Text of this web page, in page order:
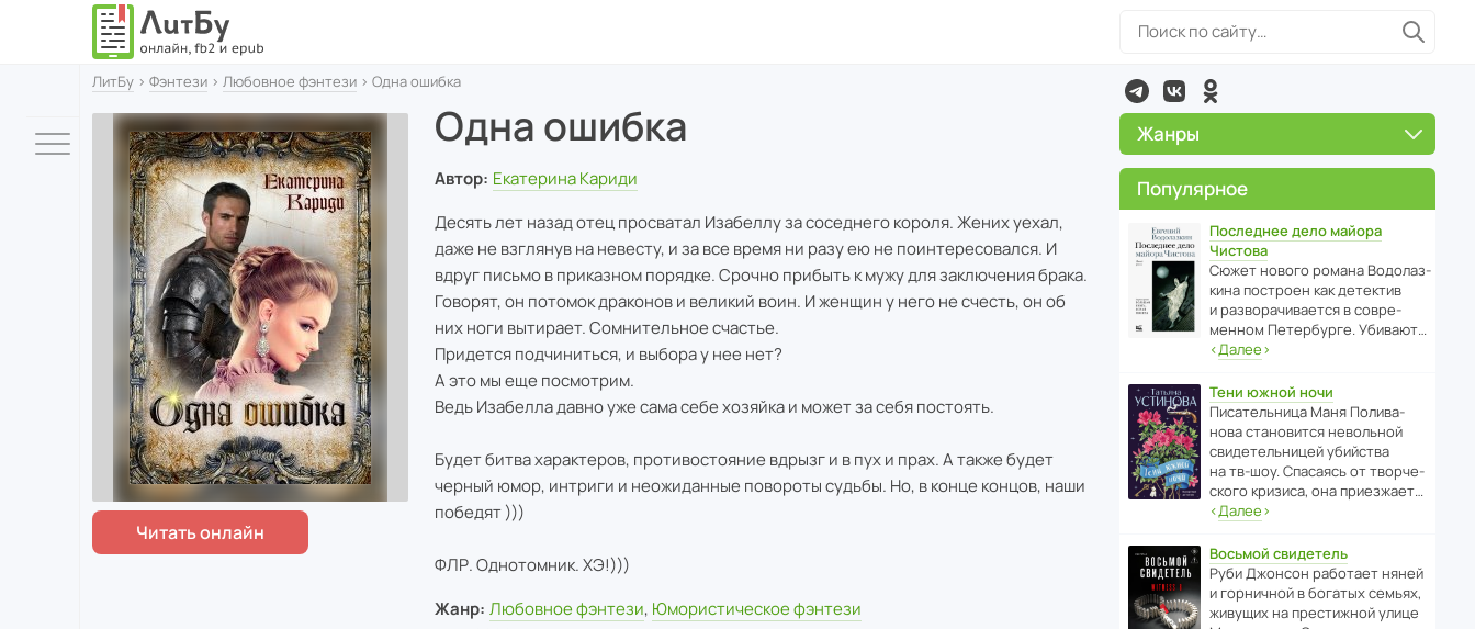
ЛитБу › Фэнтези › Любовное фэнтези › Одна ошибка
Одна ошибка
Автор: Екатерина Кариди
Десять лет назад отец просватал Изабеллу за соседнего короля. Жених уехал,
даже не взглянув на невесту, и за все время ни разу ею не поинтересовался. И
вдруг письмо в приказном порядке. Срочно прибыть к мужу для заключения брака.
Говорят, он потомок драконов и великий воин. И женщин у него не счесть, он об
них ноги вытирает. Сомнительное счастье.
Придется подчиниться, и выбора у нее нет?
А это мы еще посмотрим.
Ведь Изабелла давно уже сама себе хозяйка и может за себя постоять.
Будет битва характеров, противостояние вдрызг и в пух и прах. А также будет
черный юмор, интриги и неожиданные повороты судьбы. Но, в конце концов, наши
победят )))
ФЛР. Однотомник. ХЭ!)))
Жанр: Любовное фэнтези, Юмористическое фэнтези
Жанры
Популярное
Последнее дело майора
Чистова
Сюжет нового романа Водо­ла­з­
кина пост­роен как дете­ктив
и разво­ра­чи­ва­ется в совре­
менном Пете­р­бурге. Убивают…
‹Далее›
Тени южной ночи
Писа­тель­ница Маня Поли­ва­
нова стано­вится невольной
свиде­тель­ницей убийства
на тв-шоу. Спасаясь от твор­че­
с­кого кризиса, она приезжает…
‹Далее›
Восьмой свидетель
Руби Джонсон рабо­тает няней
и горни­чной в богатых семьях,
живущих на прес­ти­жной улице